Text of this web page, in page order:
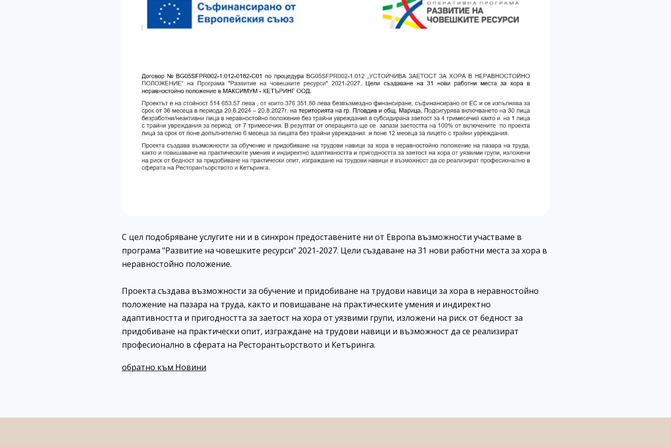
С цел подобряване услугите ни и в синхрон предоставените ни от Европа възможности участваме в
програма "Развитие на човешките ресурси" 2021-2027. Цели създаване на 31 нови работни места за хора в
неравностойно положение.
Проекта създава възможности за обучение и придобиване на трудови навици за хора в неравностойно
положение на пазара на труда, както и повишаване на практическите умения и индиректно
адаптивността и пригодността за заетост на хора от уязвими групи, изложени на риск от бедност за
придобиване на практически опит, изграждане на трудови навици и възможност да се реализират
професионално в сферата на Ресторантьорството и Кетъринга.
обратно към Новини